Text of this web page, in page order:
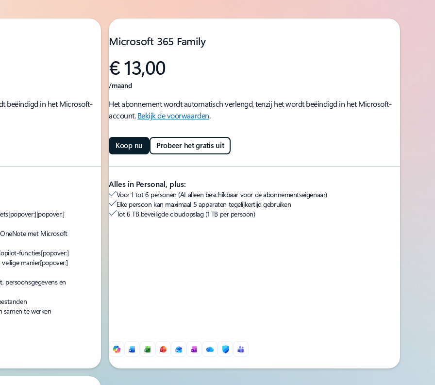
beëindigd in het Microsoft-
[popover:][popover:]
met Microsoft
functies[popover:]
manier[popover:]
persoonsgegevens en
te werken
Microsoft 365 Family
€ 13,00
/maand
Het abonnement wordt automatisch verlengd, tenzij het wordt beëindigd in het Microsoft-
account.Bekijk de voorwaarden.
Koop nu Probeer het gratis uit
Alles in Personal, plus:
Voor 1 tot 6 personen (AI alleen beschikbaar voor de abonnementseigenaar)
Elke persoon kan maximaal 5 apparaten tegelijkertijd gebruiken
Tot 6 TB beveiligde cloudopslag (1 TB per persoon)